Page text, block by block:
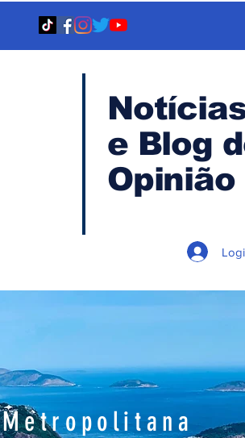
e Blog
Opinião
Metropolitana